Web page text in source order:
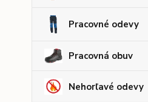
Pracovné odevy
Pracovná obuv
Nehorľavé odevy